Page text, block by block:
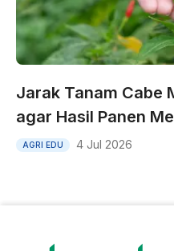
Jarak Tanam Cabe
agar Hasil Panen
AGRI EDU 4 Jul 2026